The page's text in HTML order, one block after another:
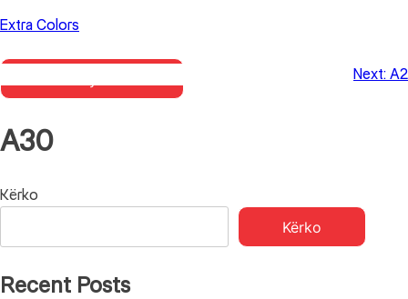
Skip
content
Extra Colors
A30
Lëvizje
Next: A2
Kërko
Kërko
Recent Posts